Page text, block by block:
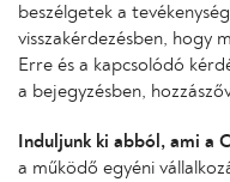
beszélgetek a
visszakérdezésben, hogy
Erre és a kapcsolódó
a bejegyzésben,
Induljunk ki abból, ami a
a működő egyéni